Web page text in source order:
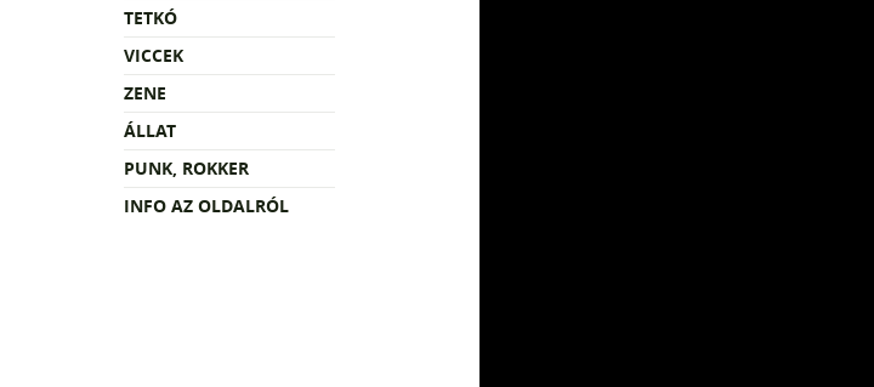
TETKÓ
VICCEK
ZENE
ÁLLAT
PUNK, ROKKER
INFO AZ OLDALRÓL